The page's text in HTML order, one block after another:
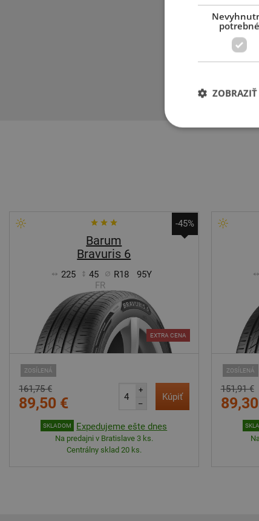
priľnavosť
U dizajnu
riešenie
dažďa a
-45%
Barum
Bravuris 6
225 45 R18
95Y
FR
ZOSÍLENÁ
EXTRA CENA
161,75 €
89,50 €
+
–
Kúpiť
SKLADOM Expedujeme ešte dnes
Na predajni v Bratislave 3 ks.
Centrálny sklad 20 ks.
ZOSÍLENÁ
151,91 €
potrebné